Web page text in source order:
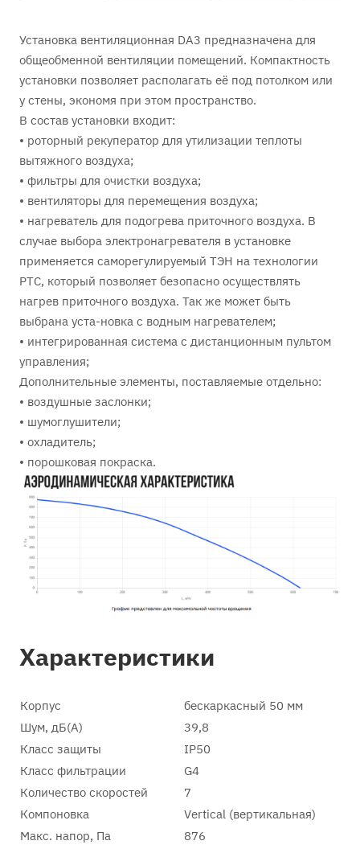
Установка вентиляционная DA3 предназначена для
общеобменной вентиляции помещений. Компактность
установки позволяет располагать её под потолком или
у стены, экономя при этом пространство.
В состав установки входит:
• роторный рекуператор для утилизации теплоты
вытяжного воздуха;
• фильтры для очистки воздуха;
• вентиляторы для перемещения воздуха;
• нагреватель для подогрева приточного воздуха. В
случае выбора электронагревателя в установке
применяется саморегулируемый ТЭН на технологии
PTC, который позволяет безопасно осуществлять
нагрев приточного воздуха. Так же может быть
выбрана уста-новка с водным нагревателем;
• интегрированная система с дистанционным пультом
управления;
Дополнительные элементы, поставляемые отдельно:
• воздушные заслонки;
• шумоглушители;
• охладитель;
• порошковая покраска.
Характеристики
Корпус
бескаркасный 50 мм
Шум, дБ(А)
39,8
Класс защиты
IP50
Класс фильтрации
G4
Количество скоростей
7
Компоновка
Vertical (вертикальная)
Макс. напор, Па
876